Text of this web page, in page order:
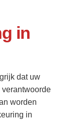
in
dat uw
worden
in